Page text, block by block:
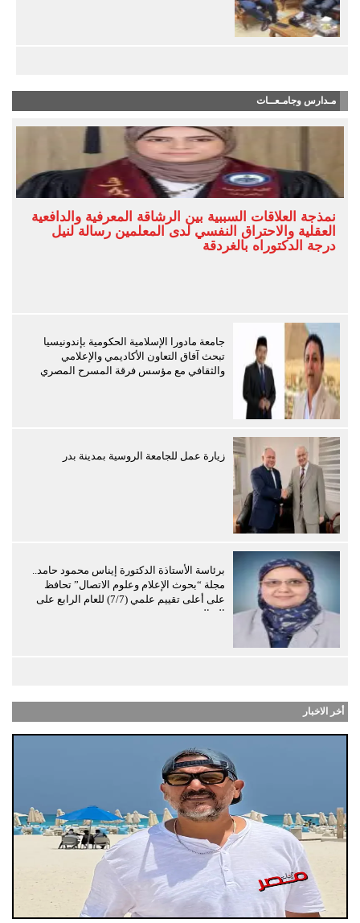
مـدارس وجامـعــات
نمذجة العلاقات السببية بين الرشاقة المعرفية والدافعية
العقلية والاحتراق النفسي لدى المعلمين رسالة لنيل
درجة الدكتوراه بالغردقة
جامعة مادورا الإسلامية الحكومية بإندونيسيا
تبحث آفاق التعاون الأكاديمي والإعلامي
والثقافي مع مؤسس فرقة المسرح المصري
زيارة عمل للجامعة الروسية بمدينة بدر
برئاسة الأستاذة الدكتورة إيناس محمود حامد..
مجلة “بحوث الإعلام وعلوم الاتصال” تحافظ
على أعلى تقييم علمي (7/7) للعام الرابع على
التوالي
أخر الاخبار